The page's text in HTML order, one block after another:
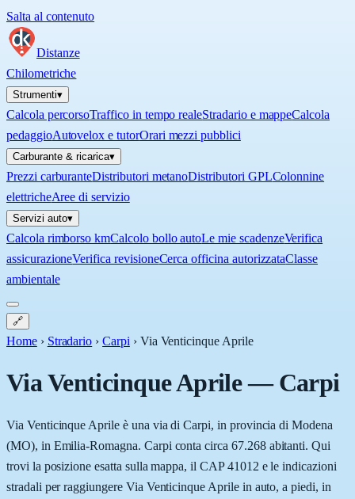
Salta al contenuto
Distanze
Chilometriche
Strumenti▾
Calcola percorsoTraffico in tempo realeStradario e mappeCalcola
pedaggioAutovelox e tutorOrari mezzi pubblici
Carburante & ricarica▾
Prezzi carburanteDistributori metanoDistributori GPLColonnine
elettricheAree di servizio
Servizi auto▾
Calcola rimborso kmCalcolo bollo autoLe mie scadenzeVerifica
assicurazioneVerifica revisioneCerca officina autorizzataClasse
ambientale
🔗
Home › Stradario › Carpi › Via Venticinque Aprile
Via Venticinque Aprile—Carpi
Via Venticinque Aprile è una via di Carpi, in provincia di Modena
(MO), in Emilia-Romagna. Carpi conta circa 67.268 abitanti. Qui
trovi la posizione esatta sulla mappa, il CAP 41012 e le indicazioni
stradali per raggiungere Via Venticinque Aprile in auto, a piedi, in